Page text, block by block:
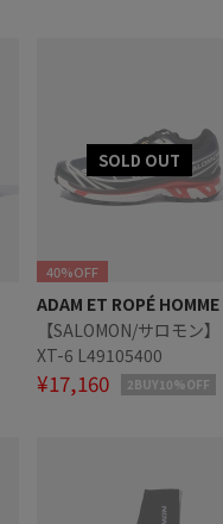
40%OFF
ADAM ET ROPÉ HOMME
【SALOMON/サロモン】
XT-6 L49105400
¥17,160 2BUY10%OFF